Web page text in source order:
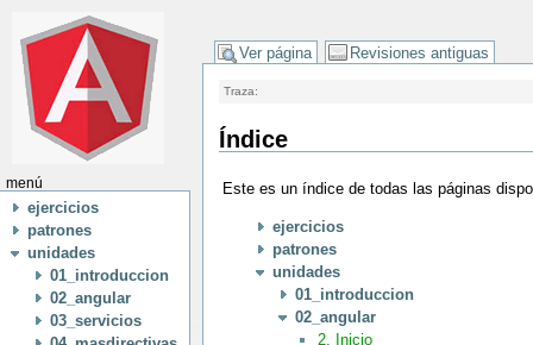
menú
ejercicios
patrones
unidades
01_introduccion
02_angular
03_servicios
Ver página Revisiones antiguas
Traza:
Índice
Este es un índice de todas las páginas
ejercicios
patrones
unidades
01_introduccion
02_angular
2. Inicio